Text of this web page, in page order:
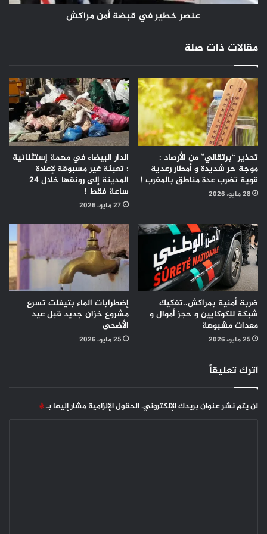
عنصر خطير في قبضة أمن مراكش
مقالات ذات صلة
تحذير “برتقالي” من الأرصاد :
موجة حر شديدة و أمطار رعدية
قوية تضرب عدة مناطق بالمغرب !
28 مايو، 2026
الدار البيضاء في مهمة إستثنائية
: تعبئة غير مسبوقة لإعادة
المدينة إلى رونقها خلال 24
ساعة فقط !
27 مايو، 2026
ضربة أمنية بمراكش..تفكيك
شبكة للكوكايين و حجز أموال و
معدات مشبوهة
25 مايو، 2026
إضطرابات الماء بتيفلت تسرع
مشروع خزان جديد قبل عيد
الأضحى
25 مايو، 2026
اترك تعليقاً
لن يتم نشر عنوان بريدك الإلكتروني.الحقول الإلزامية مشار إليها بـ*